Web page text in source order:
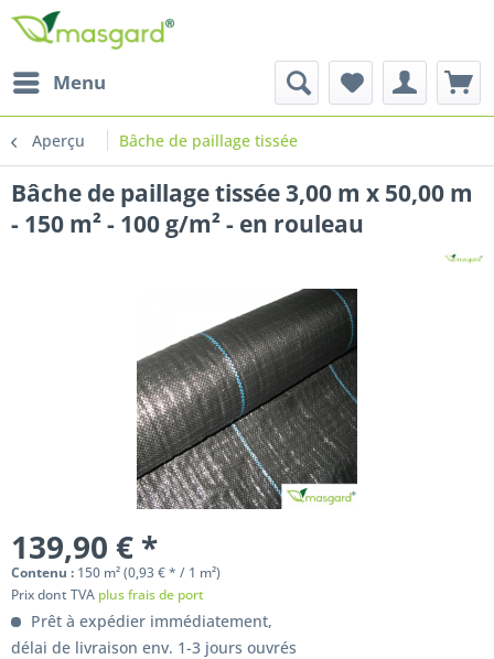
Menu
Aperçu Bâche de paillage tissée
Bâche de paillage tissée 3,00 m x 50,00 m
- 150 m² - 100 g/m² - en rouleau
139,90 € *
Contenu : 150 m² (0,93 € * / 1 m²)
Prix dont TVA plus frais de port
Prêt à expédier immédiatement,
délai de livraison env. 1-3 jours ouvrés